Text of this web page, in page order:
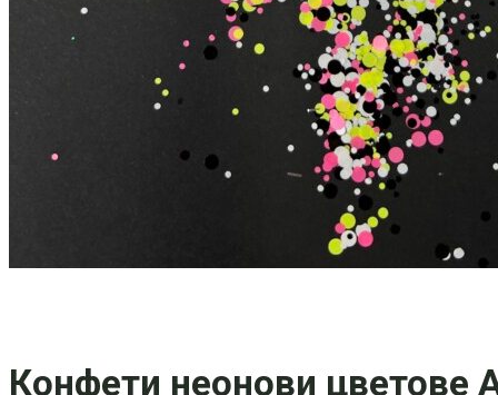
Конфети неонови цветове